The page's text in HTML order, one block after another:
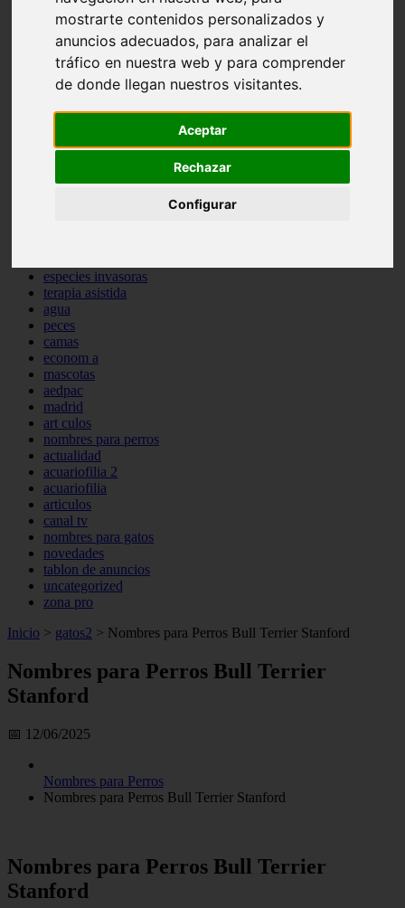
mostrarte contenidos personalizados y
anuncios adecuados, para analizar el
tráfico en nuestra web y para comprender
de donde llegan nuestros visitantes.
Aceptar
Rechazar
Configurar
comportamiento
protagonistas
reptiles
abandono
adopci n
higiene
acuario
comercios
especies invasoras
terapia asistida
agua
peces
camas
econom a
mascotas
aedpac
madrid
art culos
nombres para perros
actualidad
acuariofilia 2
acuariofilia
articulos
canal tv
nombres para gatos
novedades
tablon de anuncios
uncategorized
zona pro
Inicio > gatos2 > Nombres para Perros Bull Terrier Stanford
Nombres para Perros Bull Terrier
Stanford
📅 12/06/2025
Nombres para Perros
Nombres para Perros Bull Terrier Stanford
Nombres para Perros Bull Terrier
Stanford